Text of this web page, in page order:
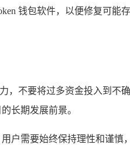
钱包软件，以便修复可能
，不要将过多资金投入到不
长期发展前景。
户需要始终保持理性和谨慎